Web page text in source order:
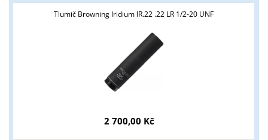
Tlumič Browning Iridium IR.22 .22 LR 1/2-20 UNF
2 700,00 Kč
ANO NE